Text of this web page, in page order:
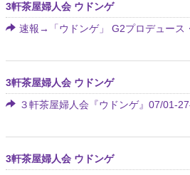
3軒茶屋婦人会 ウドンゲ
速報→「ウドンゲ」 G2プロデュース
3軒茶屋婦人会 ウドンゲ
３軒茶屋婦人会『ウドンゲ』07/01-
3軒茶屋婦人会 ウドンゲ